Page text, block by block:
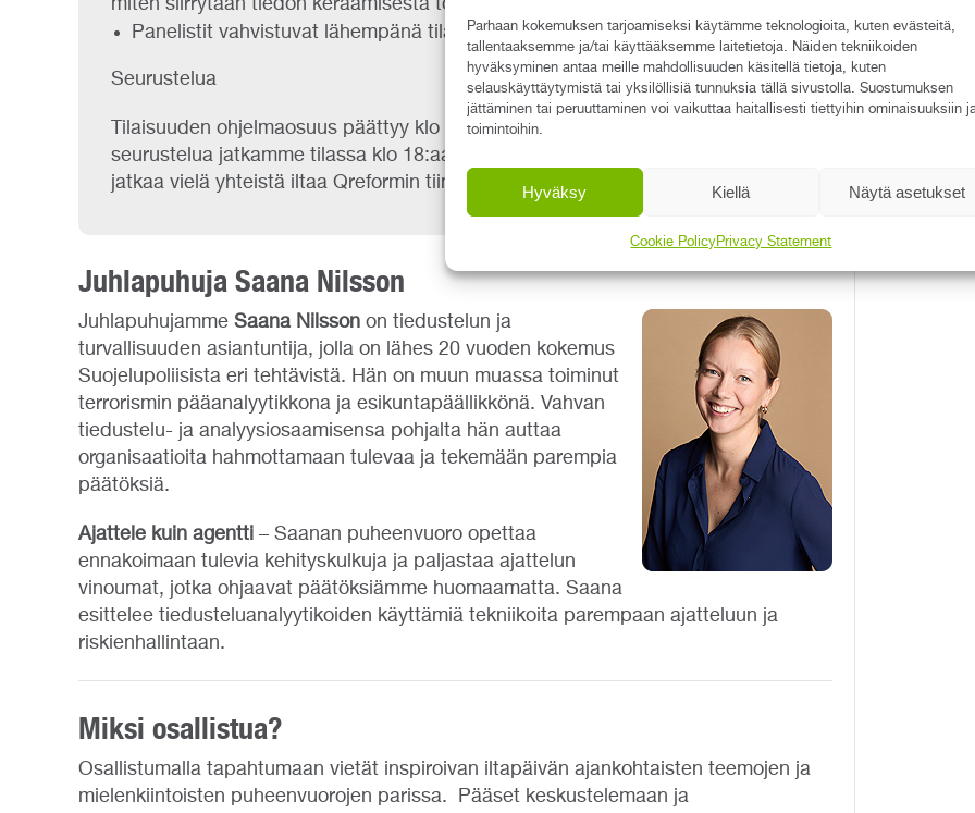
Parhaan kokemuksen tarjoamiseksi käytämme teknologioita, kuten evästeitä,
tallentaaksemme ja/tai käyttääksemme laitetietoja. Näiden tekniikoiden
hyväksyminen antaa meille mahdollisuuden käsitellä tietoja, kuten
selauskäyttäytymistä tai yksilöllisiä tunnuksia tällä sivustolla. Suostumuksen
jättäminen tai peruuttaminen voi vaikuttaa haitallisesti tiettyihin ominaisuuksiin
toimintoihin.
Hyväksy Kiellä Näytä asetukset
Cookie PolicyPrivacy Statement
miten siirrytään tiedon keräämisestä todelliseen toiminnan muutokseen​?
Panelistit vahvistuvat lähempänä tilaisuutta.
Seurustelua​
Tilaisuuden ohjelmaosuus päättyy klo 16.00. Yhdessä viihtymistä ja
seurustelua jatkamme tilassa klo 18:aan asti, jonka jälkeen halukkaat voivat
jatkaa vielä yhteistä iltaa Qreformin tiimin kanssa.
Juhlapuhuja Saana Nilsson
Juhlapuhujamme Saana Nilsson on tiedustelun ja
turvallisuuden asiantuntija, jolla on lähes 20 vuoden kokemus
Suojelupoliisista eri tehtävistä. Hän on muun muassa toiminut
terrorismin pääanalyytikkona ja esikuntapäällikkönä. Vahvan
tiedustelu- ja analyysiosaamisensa pohjalta hän auttaa
organisaatioita hahmottamaan tulevaa ja tekemään parempia
päätöksiä.
Ajattele kuin agentti – Saanan puheenvuoro opettaa
ennakoimaan tulevia kehityskulkuja ja paljastaa ajattelun
vinoumat, jotka ohjaavat päätöksiämme huomaamatta. Saana
esittelee tiedusteluanalyytikoiden käyttämiä tekniikoita parempaan ajatteluun ja
riskienhallintaan.
Miksi osallistua?
Osallistumalla tapahtumaan vietät inspiroivan iltapäivän ajankohtaisten teemojen ja
mielenkiintoisten puheenvuorojen parissa. Pääset keskustelemaan ja